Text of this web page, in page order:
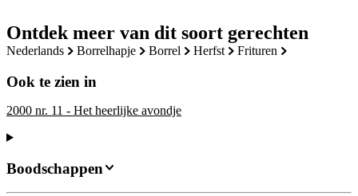
Ontdek meer van dit soort gerechten
nederlands borrelhapje borrel herfst frituren
Ook te zien in
2000 nr. 11 - Het heerlijke avondje
Boodschappen